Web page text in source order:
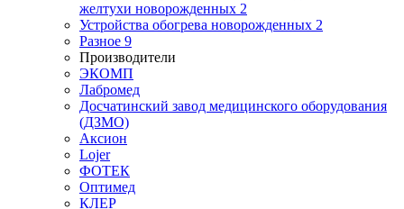
желтухи новорожденных 2
Устройства обогрева новорожденных 2
Разное 9
Производители
ЭКОМП
Лабромед
Досчатинский завод медицинского оборудования
(ДЗМО)
Аксион
Lojer
ФОТЕК
Оптимед
КЛЕР